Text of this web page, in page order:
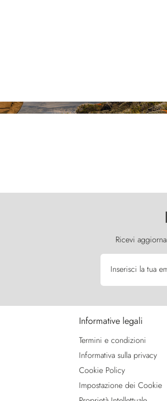
Ricevi
Inserisci la tua
Informative legali
Termini e condizioni
Informativa sulla privacy
Cookie Policy
Impostazione dei Cookie